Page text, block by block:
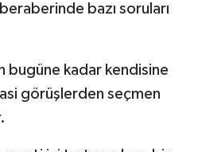
bazı soruları
bugüne kadar kendisine
görüşlerden seçmen